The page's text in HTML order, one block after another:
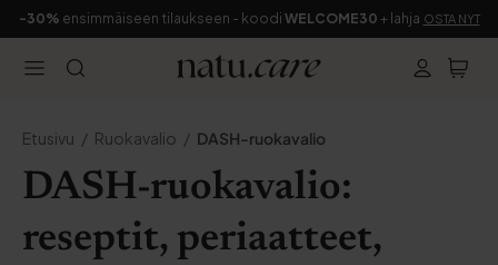
-30% ensimmäiseen tilaukseen - koodi WELCOME30 + lahja OSTA NYT
Etusivu Ruokavalio DASH-ruokavalio
DASH-ruokavalio:
reseptit, periaatteet,